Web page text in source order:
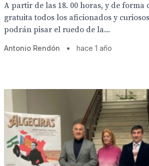
A partir de las 18. 00 horas, y de forma
gratuita todos los aficionados y
podrán pisar el ruedo de la...
Antonio Rendón • hace 1 año